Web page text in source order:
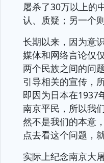
屠杀了30万以上的
认、质疑；另一个
长期以来，因为意
媒体和网络言论仅
两个民族之间的问
引导相关的宣传，
即因为日本在1937
南京平民，所以我
然不是我们的本意
点去看这个问题，
实际上纪念南京大